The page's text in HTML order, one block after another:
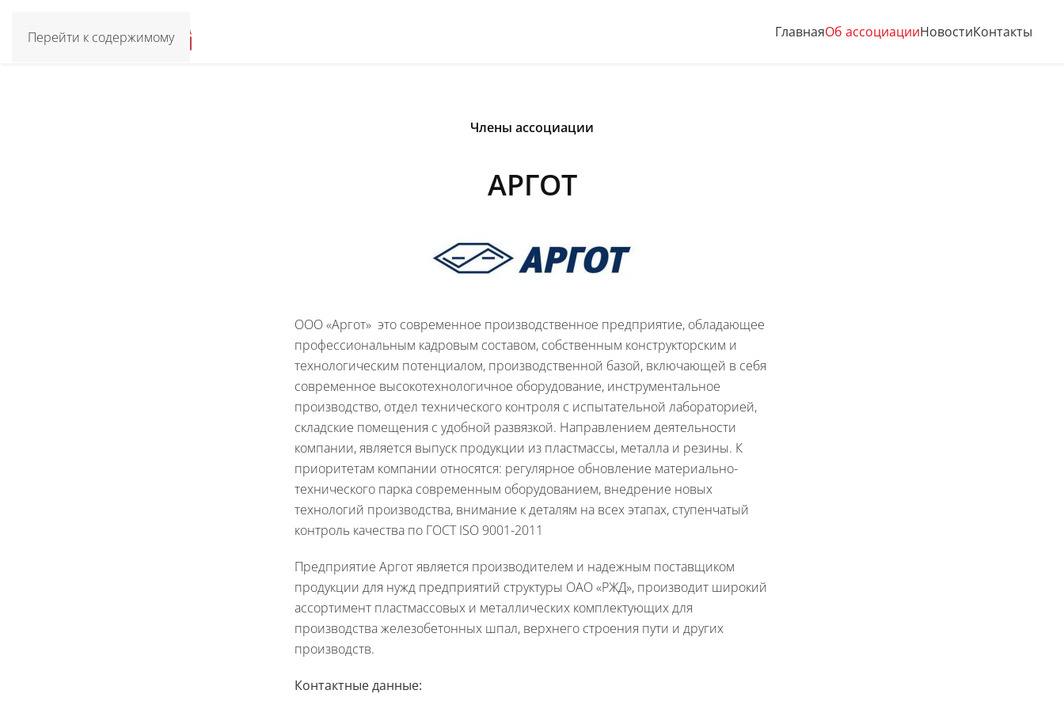
Перейти к содержимому ГлавнаяОб ассоциацииНовостиКонтакты
Члены ассоциации
АРГОТ
ООО «Аргот» это современное производственное предприятие, обладающее
профессиональным кадровым составом, собственным конструкторским и
технологическим потенциалом, производственной базой, включающей в себя
современное высокотехнологичное оборудование, инструментальное
производство, отдел технического контроля с испытательной лабораторией,
складские помещения с удобной развязкой. Направлением деятельности
компании, является выпуск продукции из пластмассы, металла и резины. К
приоритетам компании относятся: регулярное обновление материально-
технического парка современным оборудованием, внедрение новых
технологий производства, внимание к деталям на всех этапах, ступенчатый
контроль качества по ГОСТ ISO 9001-2011
Предприятие Аргот является производителем и надежным поставщиком
продукции для нужд предприятий структуры ОАО «РЖД», производит широкий
ассортимент пластмассовых и металлических комплектующих для
производства железобетонных шпал, верхнего строения пути и других
производств.
Контактные данные: